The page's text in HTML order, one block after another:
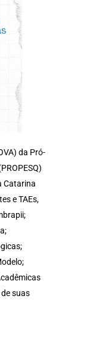
da Pró-
Catarina
e TAEs,
suas